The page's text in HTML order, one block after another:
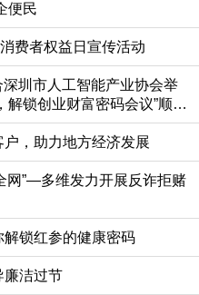
便民
费者权益日宣传活动
圳市人工智能产业协会举
解锁创业财富密码会议”顺利
，助力地方经济发展
网”—多维发力开展反诈拒赌
锁红参的健康密码
廉洁过节